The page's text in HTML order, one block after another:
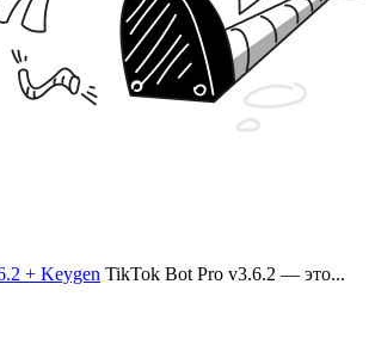
+ Keygen TikTok Bot Pro v3.6.2 — это...